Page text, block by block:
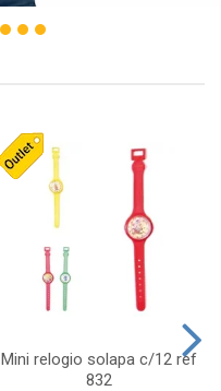
Mini relogio solapa c/12 ref
832